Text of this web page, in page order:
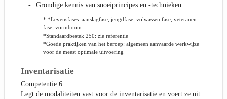
Grondige kennis van snoeiprincipes en -technieken
* *Levensfases: aanslagfase, jeugdfase, volwassen fase, veteranen
fase, vormboom
*Standaardbestek 250: zie referentie
*Goede praktijken van het beroep: algemeen aanvaarde werkwijze
voor de meest optimale uitvoering
Inventarisatie
Competentie 6:
Legt de modaliteiten vast voor de inventarisatie en voert ze uit